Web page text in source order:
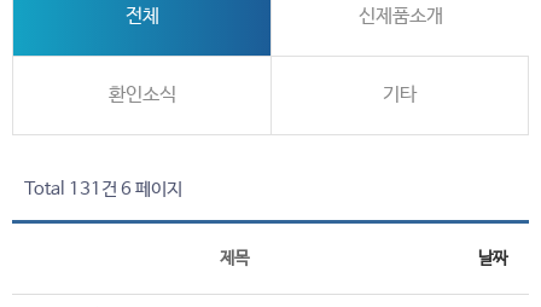
전체 신제품소개
환인소식 기타
Total 131건 6 페이지
제목 날짜